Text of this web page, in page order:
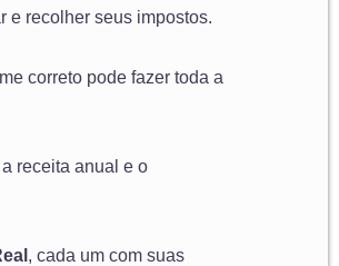
e recolher seus impostos.
correto pode fazer toda a
receita anual e o
, cada um com suas